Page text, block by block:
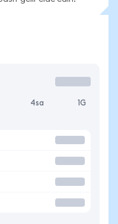
4sa 1G